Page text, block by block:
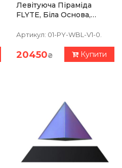
Левітуюча Піраміда
FLYTE, Біла Основа,
Артикул: 01-PY-WBL-V1-0.
20450₴ Купити